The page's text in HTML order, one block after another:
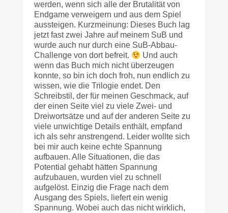
werden, wenn sich alle der Brutalität von
Endgame verweigern und aus dem Spiel
aussteigen. Kurzmeinung: Dieses Buch lag
jetzt fast zwei Jahre auf meinem SuB und
wurde auch nur durch eine SuB-Abbau-
Challenge von dort befreit.
Und auch
wenn das Buch mich nicht überzeugen
konnte, so bin ich doch froh, nun endlich zu
wissen, wie die Trilogie endet. Den
Schreibstil, der für meinen Geschmack, auf
der einen Seite viel zu viele Zwei- und
Dreiwortsätze und auf der anderen Seite zu
viele unwichtige Details enthält, empfand
ich als sehr anstrengend. Leider wollte sich
bei mir auch keine echte Spannung
aufbauen. Alle Situationen, die das
Potential gehabt hätten Spannung
aufzubauen, wurden viel zu schnell
aufgelöst. Einzig die Frage nach dem
Ausgang des Spiels, liefert ein wenig
Spannung. Wobei auch das nicht wirklich,